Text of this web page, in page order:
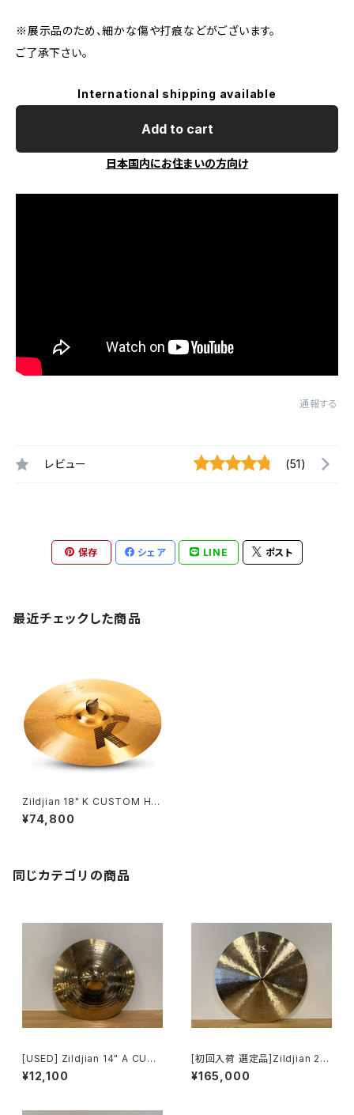
※展示品のため、細かな傷や打痕などがございます。
ご了承下さい。
International shipping available
Add to cart
日本国内にお住まいの方向け
通報する
レビュー (51)
保存 シェア LINE ポスト
最近チェックした商品
Zildjian 18" K CUSTOM HY
BRID CRASH KC-18HBC
¥74,800
同じカテゴリの商品
[USED] Zildjian 14" A CUST
OM MASTERSOUND HIHAT
[トップのみ超特価]
¥12,100
[初回入荷 選定品]Zildjian 20"
Kerope Medium Thin Low
Ride
¥165,000